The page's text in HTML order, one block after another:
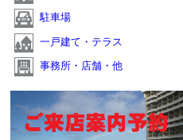
駐車場
一戸建て・テラス
事務所・店舗・他